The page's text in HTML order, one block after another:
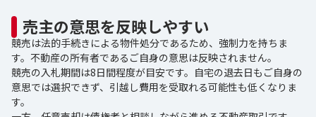
売主の意思を反映しやすい
競売は法的手続きによる物件処分であるため、強制力を持ちま
す。不動産の所有者であるご自身の意思は反映されません。
競売の入札期間は8日間程度が目安です。自宅の退去日もご自身の
意思では選択できず、引越し費用を受取れる可能性も低くなりま
す。